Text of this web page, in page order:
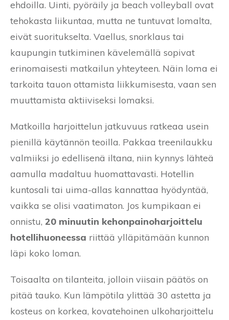
ehdoilla. Uinti, pyöräily ja beach volleyball ovat
tehokasta liikuntaa, mutta ne tuntuvat lomalta,
eivät suoritukselta. Vaellus, snorklaus tai
kaupungin tutkiminen kävelemällä sopivat
erinomaisesti matkailun yhteyteen. Näin loma ei
tarkoita tauon ottamista liikkumisesta, vaan sen
muuttamista aktiiviseksi lomaksi.
Matkoilla harjoittelun jatkuvuus ratkeaa usein
pienillä käytännön teoilla. Pakkaa treenilaukku
valmiiksi jo edellisenä iltana, niin kynnys lähteä
aamulla madaltuu huomattavasti. Hotellin
kuntosali tai uima-allas kannattaa hyödyntää,
vaikka se olisi vaatimaton. Jos kumpikaan ei
onnistu, 20 minuutin kehonpainoharjoittelu
hotellihuoneessa riittää ylläpitämään kunnon
läpi koko loman.
Toisaalta on tilanteita, jolloin viisain päätös on
pitää tauko. Kun lämpötila ylittää 30 astetta ja
kosteus on korkea, kovatehoinen ulkoharjoittelu